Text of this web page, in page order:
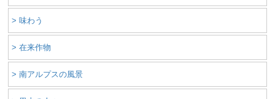
> 味わう
> 在来作物
> 南アルプスの風景